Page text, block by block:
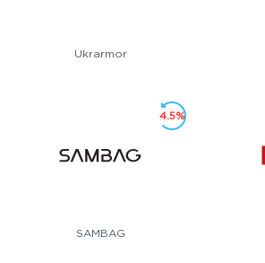
Ukrarmor
SAMBAG
4.5%